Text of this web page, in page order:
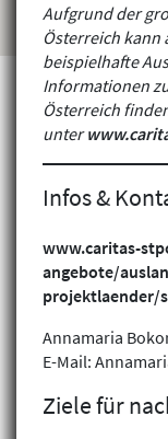
Aufgrund der
Österreich kann
beispielhafte
Informationen
Österreich
unter
Infos &
www.caritas-
angebote/
projektlaender/
Annamaria
E-Mail:
Ziele für